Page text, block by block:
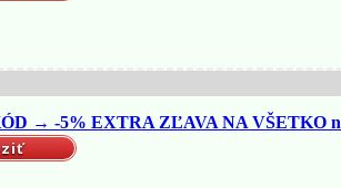
→ -5% EXTRA ZĽAVA NA VŠETKO